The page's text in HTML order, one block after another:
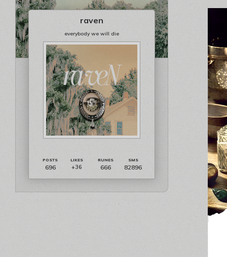
raven
everybody we will die
696 +36 666 82896